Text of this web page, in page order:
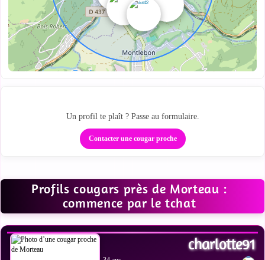
Un profil te plaît ? Passe au formulaire.
Contacter une cougar proche
Profils cougars près de Morteau :
commence par le tchat
VOIR LES PHOTOS
charlotte91